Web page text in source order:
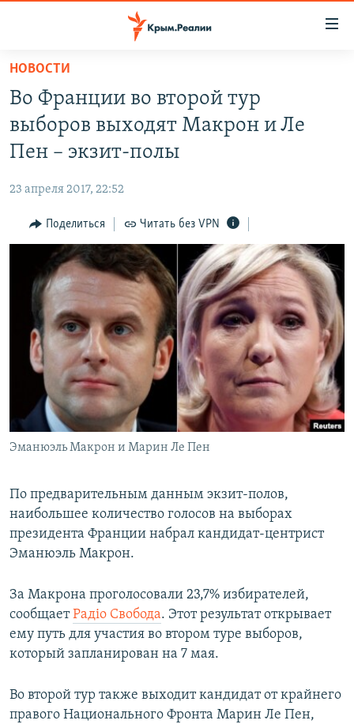
Вернуться
основному
содержанию
Вернутся
главной
навигации
Вернутся
СПЕЦПРОЕКТЫ
11 ЛЕТ ОККУПАЦИИ КРЫМА. 11 ИСТОРИЙ СОПРОТИВЛЕНИЯ
ВОДА
ЕЩЕ
ИНТЕРАКТИВ
ИНФОГРАФИКА
ТЕЛЕПРОЕКТ КРЫМ.РЕАЛИИ
СОВЕТЫ ПРАВОЗАЩИТНИКОВ
ПРОПАВШИЕ БЕЗ ВЕСТИ
ПОБЕДИТЕЛЕЙ НЕ СУДЯТ?
КРЫМ.НЕПОКОРЕННЫЙ
ELIFBE
УКРАИНСКАЯ ПРОБЛЕМА КРЫМА
РАДІО СВОБОДА
КАК ОБОЙТИ БЛОКИРОВКУ
Українською
Qırımtatar
ПРИСОЕДИНЯЙТЕСЬ!
НОВОСТИ
Во Франции во второй тур
выборов выходят Макрон и Ле
Пен – экзит-полы
23 апреля 2017, 22:52
Поделиться Читать без VPN
Эманюэль Макрон и Марин Ле Пен
По предварительным данным экзит-полов,
наибольшее количество голосов на выборах
президента Франции набрал кандидат-центрист
Эманюэль Макрон.
За Макрона проголосовали 23,7% избирателей,
сообщаетРадіо Свобода. Этот результат открывает
ему путь для участия во втором туре выборов,
который запланирован на 7 мая.
Во второй тур также выходит кандидат от крайнего
правого Национального Фронта Марин Ле Пен,